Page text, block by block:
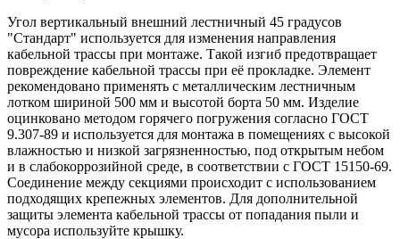
Угол вертикальный внешний лестничный 45 градусов
"Стандарт" используется для изменения направления
кабельной трассы при монтаже. Такой изгиб предотвращает
повреждение кабельной трассы при её прокладке. Элемент
рекомендовано применять c металлическим лестничным
лотком шириной 500 мм и высотой борта 50 мм. Изделие
оцинковано методом горячего погружения согласно ГОСТ
9.307-89 и используется для монтажа в помещениях с высокой
влажностью и низкой загрязненностью, под открытым небом
и в слабокоррозийной среде, в соответствии с ГОСТ 15150-69.
Соединение между секциями происходит с использованием
подходящих крепежных элементов. Для дополнительной
защиты элемента кабельной трассы от попадания пыли и
мусора используйте крышку.